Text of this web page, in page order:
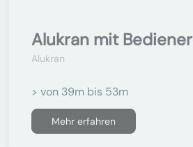
Alukran mit Bediener
Alukran
> von 39m bis 53m
Mehr erfahren